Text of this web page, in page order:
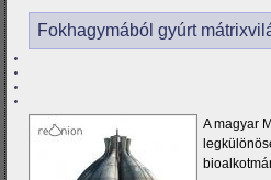
Fokhagymából gyúrt
A magyar